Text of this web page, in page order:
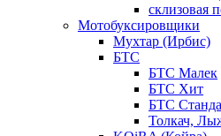
склизовая
Мотобуксировщики
Мухтар (Ирбис)
БТС
БТС Малек
БТС Хит
БТС
Толкач,